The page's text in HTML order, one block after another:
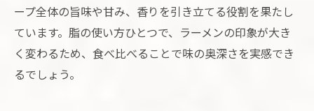
ープ全体の旨味や甘み、香りを引き立てる役割を果たし
ています。脂の使い方ひとつで、ラーメンの印象が大き
く変わるため、食べ比べることで味の奥深さを実感でき
るでしょう。